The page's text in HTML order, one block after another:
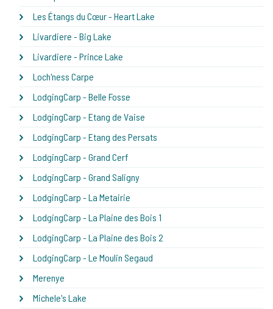
Les Étangs du Cœur - Heart Lake
Livardiere - Big Lake
Livardiere - Prince Lake
Loch'ness Carpe
LodgingCarp - Belle Fosse
LodgingCarp - Etang de Vaise
LodgingCarp - Etang des Persats
LodgingCarp - Grand Cerf
LodgingCarp - Grand Saligny
LodgingCarp - La Metairie
LodgingCarp - La Plaine des Bois 1
LodgingCarp - La Plaine des Bois 2
LodgingCarp - Le Moulin Segaud
Merenye
Michele's Lake